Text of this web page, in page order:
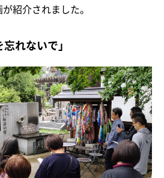
紹介されました。
忘れないで」